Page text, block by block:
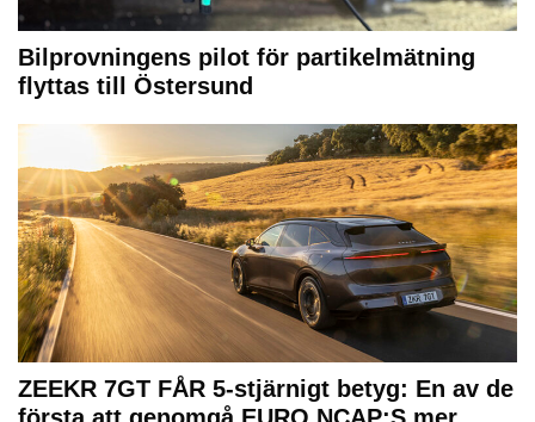
Bilprovningens pilot för partikelmätning
flyttas till Östersund
ZEEKR 7GT FÅR 5-stjärnigt betyg: En av de